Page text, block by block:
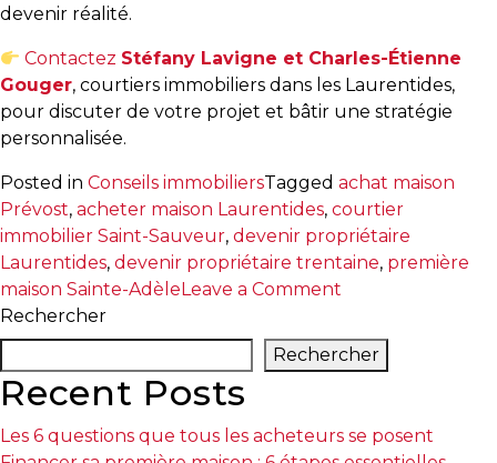
devenir réalité.
Contactez Stéfany Lavigne et Charles-Étienne
Gouger, courtiers immobiliers dans les Laurentides,
pour discuter de votre projet et bâtir une stratégie
personnalisée.
Posted in Conseils immobiliersTagged achat maison
Prévost, acheter maison Laurentides, courtier
immobilier Saint-Sauveur, devenir propriétaire
Laurentides, devenir propriétaire trentaine, première
maison Sainte-AdèleLeave a Comment
devenir
propriétaire
trentaine
Rechercher
Rechercher
Recent Posts
Les 6 questions que tous les acheteurs se posent